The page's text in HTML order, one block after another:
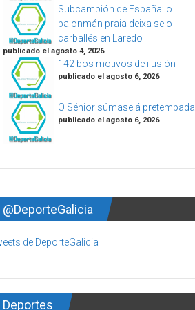
Subcampión de España: o
balonmán praia deixa selo
carballés en Laredo
publicado el agosto 4, 2026
142 bos motivos de ilusión
publicado el agosto 6, 2026
O Sénior súmase á pretempada
publicado el agosto 6, 2026
@DeporteGalicia
de DeporteGalicia
Deportes